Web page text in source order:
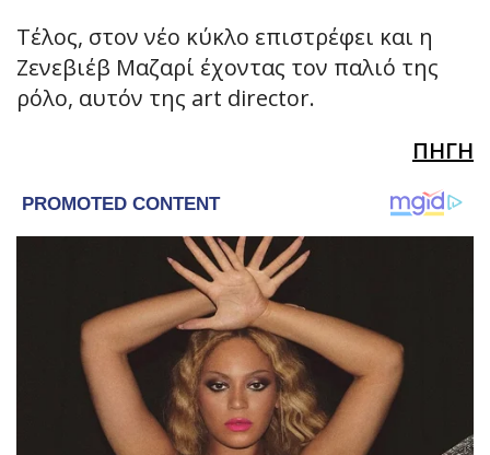
Τέλος, στον νέο κύκλο επιστρέφει και η
Ζενεβιέβ Μαζαρί έχοντας τον παλιό της
ρόλο, αυτόν της art director.
ΠΗΓΗ